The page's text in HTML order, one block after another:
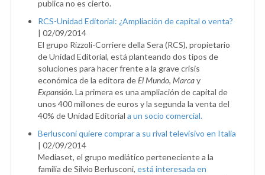
publica no es cierto.
RCS-Unidad Editorial: ¿Ampliación de capital o venta?
| 02/09/2014
El grupo Rizzoli-Corriere della Sera (RCS), propietario
de Unidad Editorial, está planteando dos tipos de
soluciones para hacer frente a la grave crisis
económica de la editora deEl Mundo, Marcay
Expansión. La primera es una ampliación de capital de
unos 400 millones de euros y la segunda la venta del
40% de Unidad Editorial a un socio comercial.
Berlusconi quiere comprar a su rival televisivo en Italia
| 02/09/2014
Mediaset, el grupo mediático perteneciente a la
familia de Silvio Berlusconi, está interesada en